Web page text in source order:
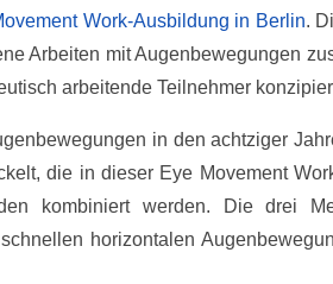
Work-Ausbildung in Berlin.
Arbeiten mit Augenbewegungen
arbeitende Teilnehmer
in den achtziger
die in dieser Eye Movement
kombiniert werden. Die drei
horizontalen